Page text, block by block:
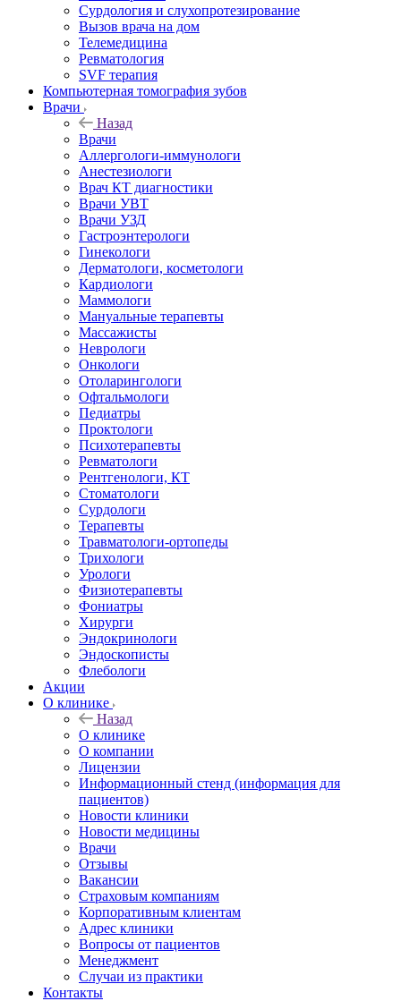
Сурдология и слухопротезирование
Вызов врача на дом
Телемедицина
Ревматология
SVF терапия
Компьютерная томография зубов
Врачи
Назад
Врачи
Аллергологи-иммунологи
Анестезиологи
Врач КТ диагностики
Врачи УВТ
Врачи УЗД
Гастроэнтерологи
Гинекологи
Дерматологи, косметологи
Кардиологи
Маммологи
Мануальные терапевты
Массажисты
Неврологи
Онкологи
Отоларингологи
Офтальмологи
Педиатры
Проктологи
Психотерапевты
Ревматологи
Рентгенологи, КТ
Стоматологи
Сурдологи
Терапевты
Травматологи-ортопеды
Трихологи
Урологи
Физиотерапевты
Фониатры
Хирурги
Эндокринологи
Эндоскописты
Флебологи
Акции
О клинике
Назад
О клинике
О компании
Лицензии
Информационный стенд (информация для
пациентов)
Новости клиники
Новости медицины
Врачи
Отзывы
Вакансии
Страховым компаниям
Корпоративным клиентам
Адрес клиники
Вопросы от пациентов
Менеджмент
Случаи из практики
Контакты